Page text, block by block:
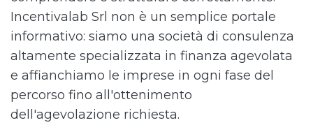
Incentivalab Srl non è un semplice portale
informativo: siamo una società di consulenza
altamente specializzata in finanza agevolata
e affianchiamo le imprese in ogni fase del
percorso fino all'ottenimento
dell'agevolazione richiesta.